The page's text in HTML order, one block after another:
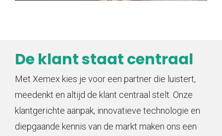
De klant staat centraal
Met Xemex kies je voor een partner die luistert,
meedenkt en altijd de klant centraal stelt. Onze
klantgerichte aanpak, innovatieve technologie en
diepgaande kennis van de markt maken ons een